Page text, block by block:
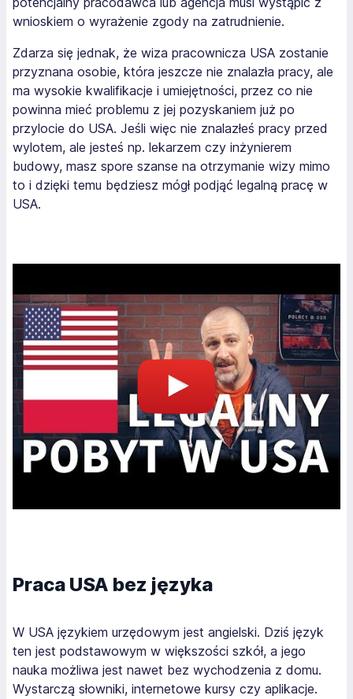
wnioskiem o wyrażenie zgody na zatrudnienie.
Zdarza się jednak, że wiza pracownicza USA zostanie
przyznana osobie, która jeszcze nie znalazła pracy, ale
ma wysokie kwalifikacje i umiejętności, przez co nie
powinna mieć problemu z jej pozyskaniem już po
przylocie do USA. Jeśli więc nie znalazłeś pracy przed
wylotem, ale jesteś np. lekarzem czy inżynierem
budowy, masz spore szanse na otrzymanie wizy mimo
to i dzięki temu będziesz mógł podjąć legalną pracę w
USA.
Praca USA bez języka
W USA językiem urzędowym jest angielski. Dziś język
ten jest podstawowym w większości szkół, a jego
nauka możliwa jest nawet bez wychodzenia z domu.
Wystarczą słowniki, internetowe kursy czy aplikacje.